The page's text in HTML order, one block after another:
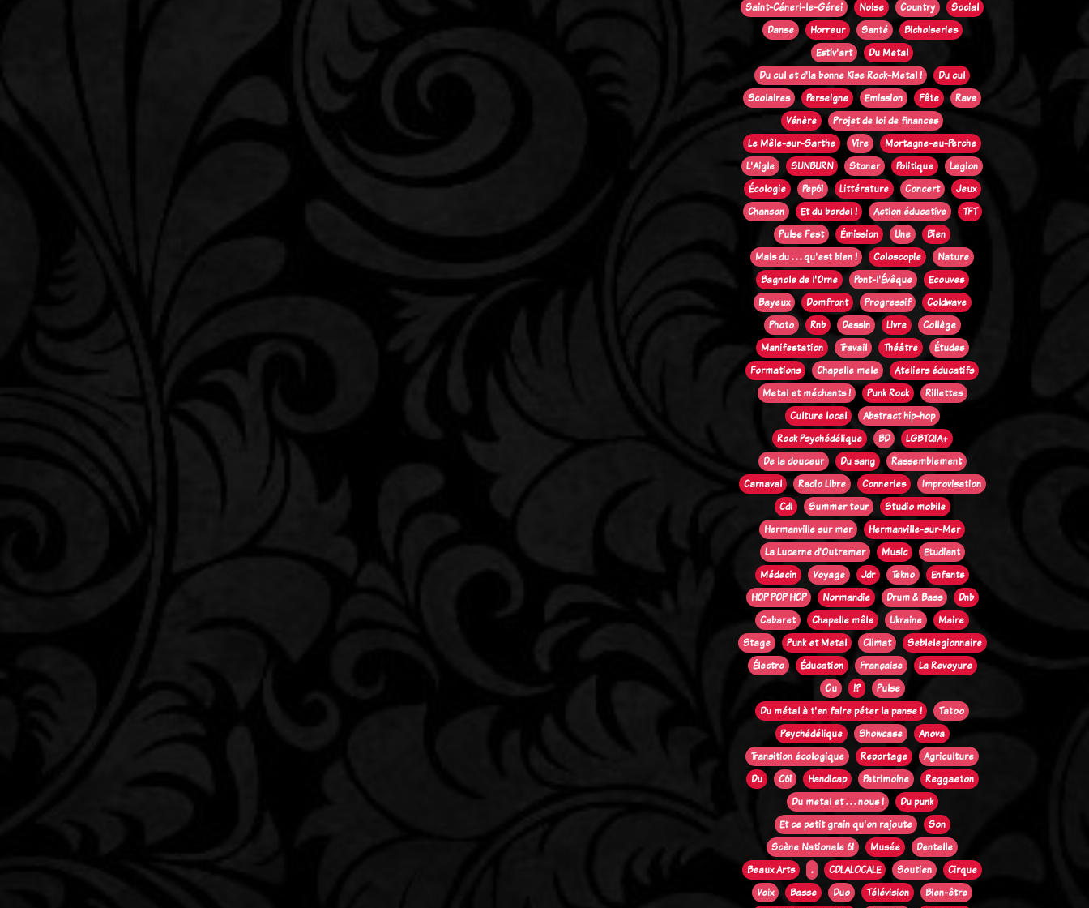
Saint-Céneri-le-Gérei
Noise Country
Social
Danse
Horreur Santé
Bichoiseries
Estiv'art
Du Metal
Du cul et d'la bonne Kise Rock-Metal !
Du cul
Scolaires
Perseigne Emission Fête
Rave
Vénère
Projet de loi de finances
Le Mêle-sur-Sarthe
Vire
Mortagne-au-Perche
L'Aigle
SUNBURN Stoner Politique
Legion
Écologie
Pep61 Littérature Concert
Jeux
Chanson
Et du bordel ! Action éducative
TFT
Pulse Fest
Émission Une
Bien
Mais du . . . qu'est bien !
Coloscopie
Nature
Bagnole de l'Orne
Pont-l'Évêque
Ecouves
Bayeux
Domfront Progressif
Coldwave
Photo
Rnb Dessin Livre
Collège
Manifestation
Travail Théâtre
Études
Formations
Chapelle mele
Ateliers éducatifs
Metal et méchants !
Punk Rock
Rillettes
Culture local
Abstract hip-hop
Rock Psychédélique
BD
LGBTQIA+
De la douceur
Du sang
Rassemblement
Carnaval
Radio Libre Conneries
Improvisation
Cdl
Summer tour
Studio mobile
Hermanville sur mer
Hermanville-sur-Mer
La Lucerne d'Outremer
Music
Etudiant
Médecin
Voyage Jdr Tekno
Enfants
HOP POP HOP
Normandie Drum & Bass
Dnb
Cabaret
Chapelle mêle Ukraine
Maire
Stage
Punk et Metal Climat
Seblelegionnaire
Électro
Éducation Française
La Revoyure
Ou
!?
Pulse
Du métal à t'en faire péter la panse !
Tatoo
Psychédélique
Showcase
Anova
Transition écologique
Reportage
Agriculture
Du
C61 Handicap Patrimoine
Reggaeton
Du metal et . . . nous !
Du punk
Et ce petit grain qu'on rajoute
Son
Scène Nationale 61
Musée
Dentelle
Beaux Arts
. CDLALOCALE Soutien
Cirque
Voix
Basse Duo Télévision
Bien-être